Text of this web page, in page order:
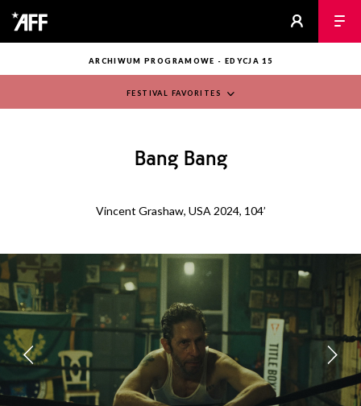
ARCHIWUM PROGRAMOWE - EDYCJA 15
FESTIVAL FAVORITES
Bang Bang
Vincent Grashaw, USA 2024, 104’